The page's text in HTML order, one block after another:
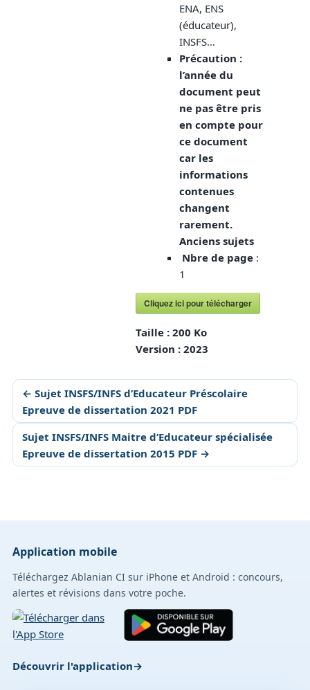
ENA, ENS
(éducateur),
INSFS…
Précaution :
l’année du
document peut
ne pas être pris
en compte pour
ce document
car les
informations
contenues
changent
rarement.
Anciens sujets
Nbre de page :
1
Cliquez ici pour télécharger
Taille :200 Ko
Version :2023
← Sujet INSFS/INFS d’Educateur Préscolaire
Epreuve de dissertation 2021 PDF
Sujet INSFS/INFS Maitre d’Educateur spécialisée
Epreuve de dissertation 2015 PDF →
Application mobile
Téléchargez Ablanian CI sur iPhone et Android : concours,
alertes et révisions dans votre poche.
Découvrir l'application